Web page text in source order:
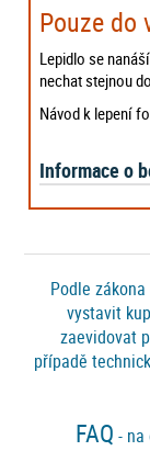
Pouze do
Lepidlo se
nechat stejnou
Návod k lepení
Informace o
Podle
vystavit
zaevidovat
případě
FAQ - na